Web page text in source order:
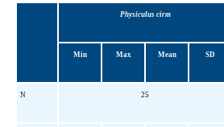
Physiculus cirm
Min Max Mean SD
N 25